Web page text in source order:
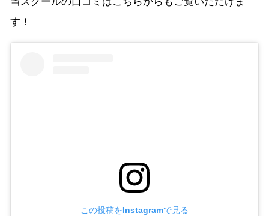
す！
この投稿をInstagramで見る